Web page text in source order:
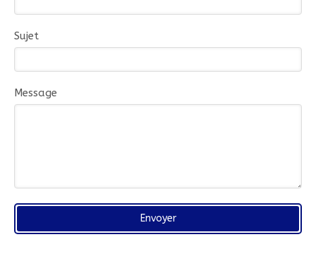
Sujet
Message
Envoyer